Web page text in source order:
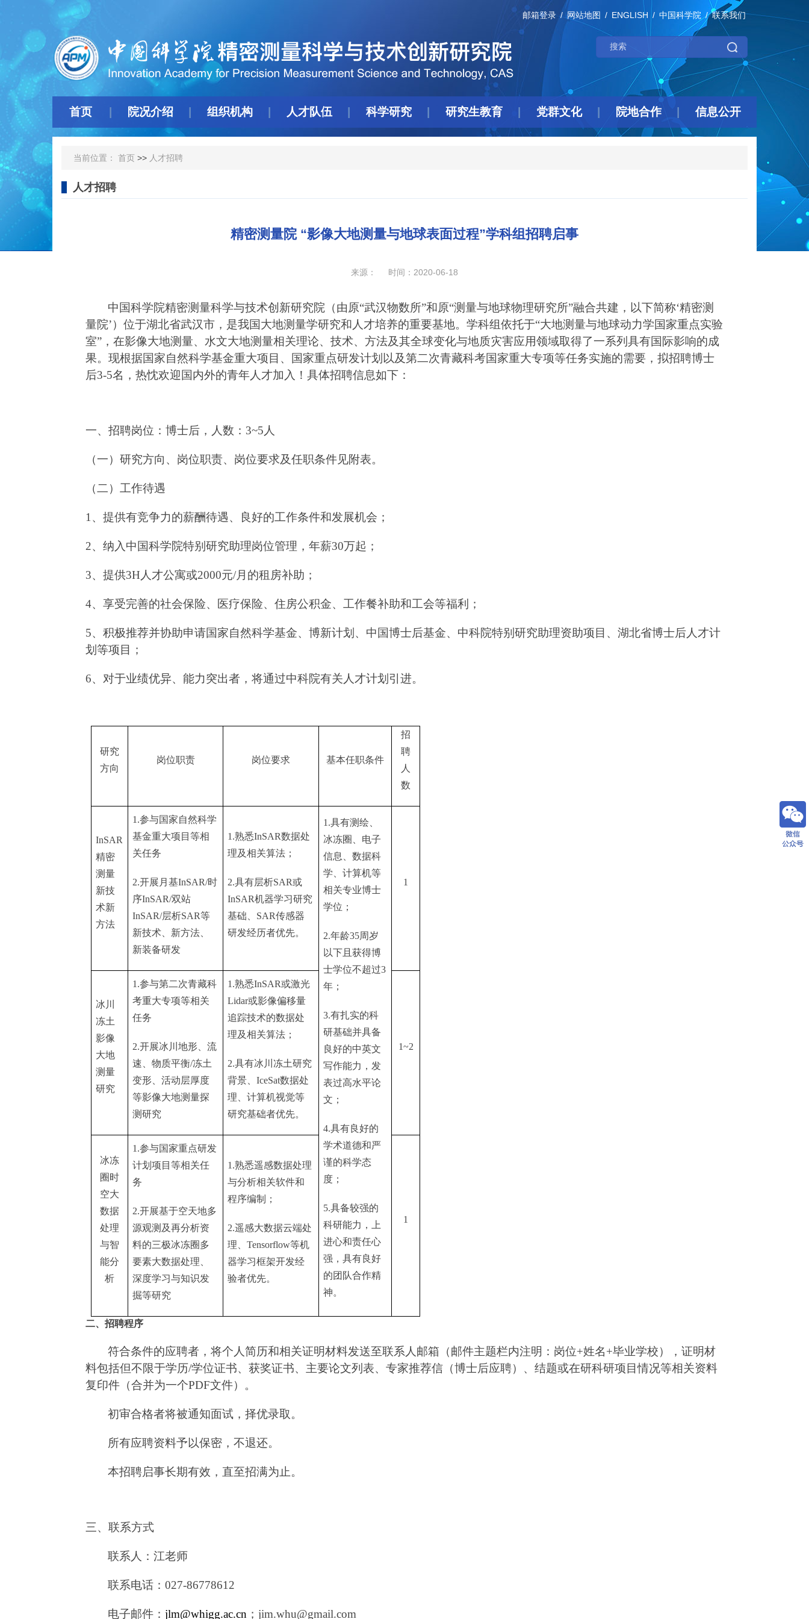
邮箱登录 网站地图 ENGLISH 中国科学院 联系我们
首页 院况介绍 组织机构 人才队伍 科学研究 研究生教育 党群文化 院地合作 信息公开
当前位置： 首页 >> 人才招聘
人才招聘
精密测量院 “影像大地测量与地球表面过程”学科组招聘启事
来源： 时间：2020-06-18
中国科学院精密测量科学与技术创新研究院（由原“武汉物数所”和原“测量与地球物理研究所”融合共建，以下简称‘精密测
量院’）位于湖北省武汉市，是我国大地测量学研究和人才培养的重要基地。学科组依托于“大地测量与地球动力学国家重点实验
室”，在影像大地测量、水文大地测量相关理论、技术、方法及其全球变化与地质灾害应用领域取得了一系列具有国际影响的成
果。现根据国家自然科学基金重大项目、国家重点研发计划以及第二次青藏科考国家重大专项等任务实施的需要，拟招聘博士
后3-5名，热忱欢迎国内外的青年人才加入！具体招聘信息如下：
一、招聘岗位：博士后，人数： 3~5人
（一）研究方向、岗位职责、岗位要求及任职条件见附表。
（二）工作待遇
1、提供有竞争力的薪酬待遇、良好的工作条件和发展机会；
2、纳入中国科学院特别研究助理岗位管理，年薪30万起；
3、提供3H人才公寓或2000元/月的租房补助；
4、享受完善的社会保险、医疗保险、住房公积金、工作餐补助和工会等福利；
5、积极推荐并协助申请国家自然科学基金、博新计划、中国博士后基金、中科院特别研究助理资助项目、湖北省博士后人才计
划等项目；
6、 对于业绩优异、能力突出者，将通过中科院有关人才计划引进。
研究
方向
岗位职责 岗位要求 基本任职条件
招
聘
人
数
InSAR
精密
测量
新技
术新
方法
1.参与国家自然科学
基金重大项目等相
关任务
2.开展月基InSAR/时
序InSAR/双站
InSAR/层析SAR等
新技术、新方法、
新装备研发
1.熟悉InSAR数据处
理及相关算法；
2.具有层析SAR或
InSAR机器学习研究
基础、 SAR传感器
研发经历者优先。
1.具有测绘、
冰冻圈、电子
信息、数据科
学、计算机等
相关专业博士
学位；
2.年龄35周岁
以下且获得博
士学位不超过3
年；
3.有扎实的科
研基础并具备
良好的中英文
写作能力，发
表过高水平论
文；
4.具有良好的
学术道德和严
谨的科学态
度；
5.具备较强的
科研能力，上
进心和责任心
强，具有良好
的团队合作精
神。
1
冰川
冻土
影像
大地
测量
研究
1.参与第二次青藏科
考重大专项等相关
任务
2.开展冰川地形、流
速、物质平衡/冻土
变形、活动层厚度
等影像大地测量探
测研究
1.熟悉InSAR或激光
Lidar或影像偏移量
追踪技术的数据处
理及相关算法；
2.具有冰川冻土研究
背景、IceSat数据处
理、计算机视觉等
研究基础者优先。
1~2
冰冻
圈时
空大
数据
处理
与智
能分
析
1.参与国家重点研发
计划项目等相关任
务
2.开展基于空天地多
源观测及再分析资
料的三极冰冻圈多
要素大数据处理、
深度学习与知识发
掘等研究
1.熟悉遥感数据处理
与分析相关软件和
程序编制；
2.遥感大数据云端处
理、Tensorflow等机
器学习框架开发经
验者优先。
1
二、招聘程序
符合条件的应聘者，将个人简历和相关证明材料发送至联系人邮箱（邮件主题栏内注明：岗位+姓名+毕业学校），证明材
料包括但不限于学历/学位证书、获奖证书、主要论文列表、专家推荐信（博士后应聘）、结题或在研科研项目情况等相关资料
复印件（合并为一个PDF文件）。
初审合格者将被通知面试，择优录取。
所有应聘资料予以保密，不退还。
本招聘启事长期有效，直至招满为止。
三、联系方式
联系人：江老师
联系电话：027-86778612
电子邮件：jlm@whigg.ac.cn ；jim.whu@gmail.com